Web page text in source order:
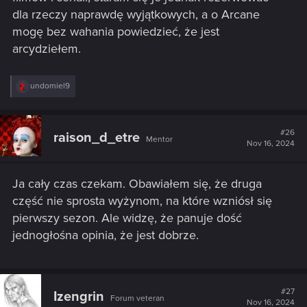
dla rzeczy naprawdę wyjątkowych, a o Arcane
mogę bez wahania powiedzieć, że jest
arcydziełem.
R
c
t
i
o
:
undomiel9
raison_d_etre Mentor
#26
Nov 16, 2024
Ja cały czas czekam. Obawiałem się, że druga
część nie sprosta wyżynom, na które wzniósł się
pierwszy sezon. Ale widzę, że panuje dość
jednogłośna opinia, że jest dobrze.
Izengrin Forum veteran
#27
Nov 16, 2024